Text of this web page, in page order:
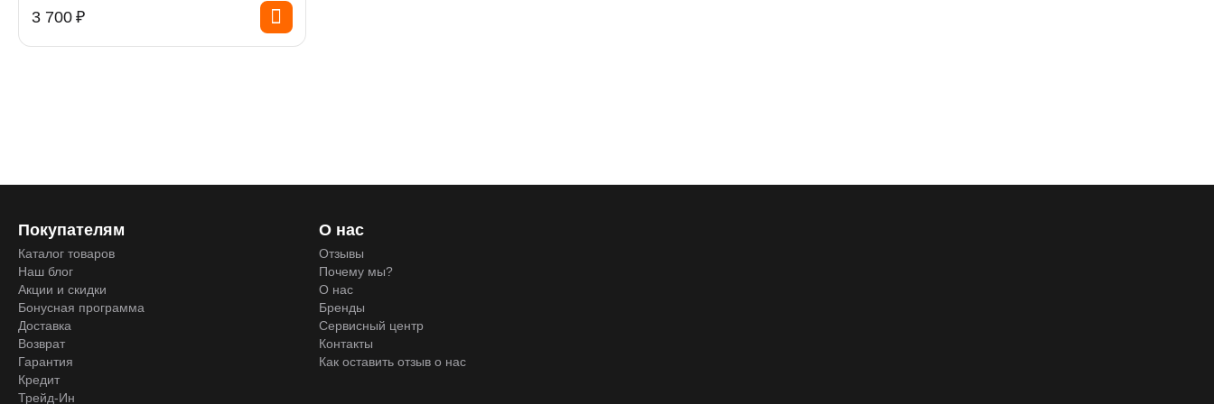
3 700 ₽
Покупателям
Каталог товаров
Наш блог
Акции и скидки
Бонусная программа
Доставка
Возврат
Гарантия
Кредит
Трейд-Ин
О нас
Отзывы
Почему мы?
О нас
Бренды
Сервисный центр
Контакты
Как оставить отзыв о нас